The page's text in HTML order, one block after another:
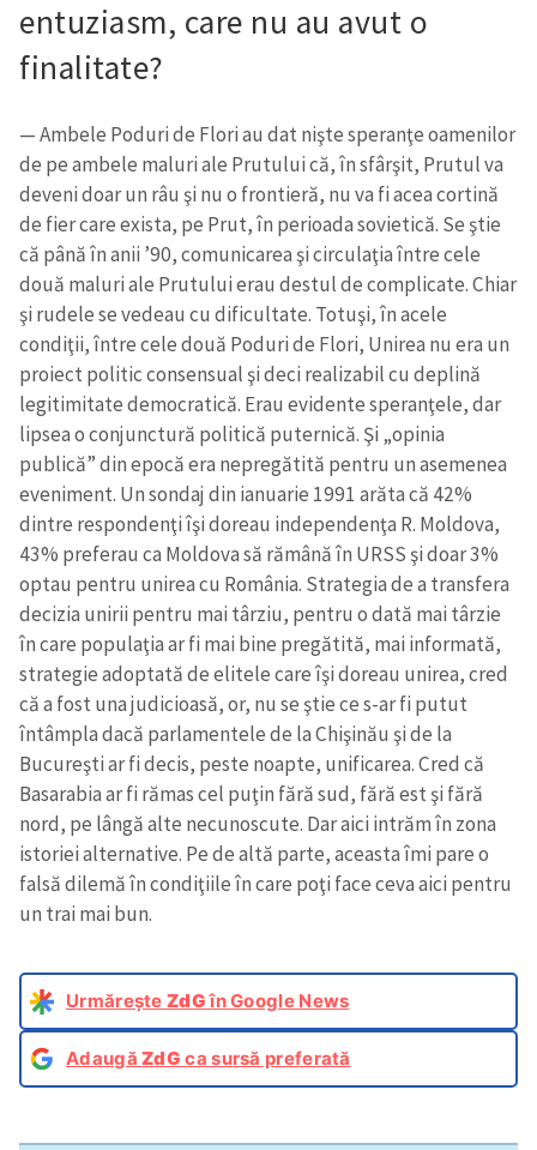
entuziasm, care nu au avut o
finalitate?
— Ambele Poduri de Flori au dat nişte speranţe oamenilor
de pe ambele maluri ale Prutului că, în sfârşit, Prutul va
deveni doar un râu şi nu o frontieră, nu va fi acea cortină
de fier care exista, pe Prut, în perioada sovietică. Se ştie
că până în anii ’90, comunicarea şi circulaţia între cele
două maluri ale Prutului erau destul de complicate. Chiar
şi rudele se vedeau cu dificultate. Totuşi, în acele
condiţii, între cele două Poduri de Flori, Unirea nu era un
proiect politic consensual şi deci realizabil cu deplină
legitimitate democratică. Erau evidente speranţele, dar
lipsea o conjunctură politică puternică. Şi „opinia
publică” din epocă era nepregătită pentru un asemenea
eveniment. Un sondaj din ianuarie 1991 arăta că 42%
dintre respondenţi îşi doreau independenţa R. Moldova,
43% preferau ca Moldova să rămână în URSS şi doar 3%
optau pentru unirea cu România. Strategia de a transfera
decizia unirii pentru mai târziu, pentru o dată mai târzie
în care populaţia ar fi mai bine pregătită, mai informată,
strategie adoptată de elitele care îşi doreau unirea, cred
că a fost una judicioasă, or, nu se ştie ce s-ar fi putut
întâmpla dacă parlamentele de la Chişinău şi de la
Bucureşti ar fi decis, peste noapte, unificarea. Cred că
Basarabia ar fi rămas cel puţin fără sud, fără est şi fără
nord, pe lângă alte necunoscute. Dar aici intrăm în zona
istoriei alternative. Pe de altă parte, aceasta îmi pare o
falsă dilemă în condiţiile în care poţi face ceva aici pentru
un trai mai bun.
Urmărește ZdGîn Google News
AdaugăZdG ca sursă preferată